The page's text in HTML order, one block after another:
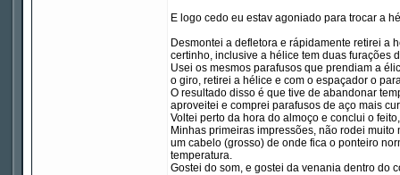
E logo cedo eu estav agoniado para trocar a
Desmontei a defletora e rápidamente retirei a
certinho, inclusive a hélice tem duas furações
Usei os mesmos parafusos que prendiam a
o giro, retirei a hélice e com o espaçador o
O resultado disso é que tive de abandonar
aproveitei e comprei parafusos de aço mais
Voltei perto da hora do almoço e conclui o
Minhas primeiras impressões, não rodei
um cabelo (grosso) de onde fica o ponteiro
temperatura.
Gostei do som, e gostei da venania dentro do